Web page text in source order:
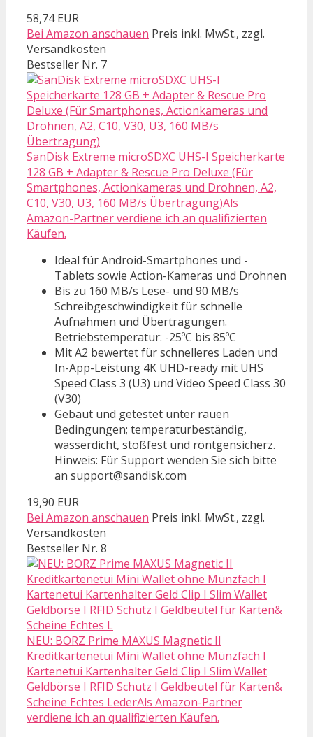
58,74 EUR
Bei Amazon anschauen Preis inkl. MwSt., zzgl.
Versandkosten
Bestseller Nr. 7
SanDisk Extreme microSDXC UHS-I Speicherkarte
128 GB + Adapter & Rescue Pro Deluxe (Für
Smartphones, Actionkameras und Drohnen, A2,
C10, V30, U3, 160 MB/s Übertragung)Als
Amazon-Partner verdiene ich an qualifizierten
Käufen.
Ideal für Android-Smartphones und -
Tablets sowie Action-Kameras und Drohnen
Bis zu 160 MB/s Lese- und 90 MB/s
Schreibgeschwindigkeit für schnelle
Aufnahmen und Übertragungen.
Betriebstemperatur: -25ºC bis 85ºC
Mit A2 bewertet für schnelleres Laden und
In-App-Leistung 4K UHD-ready mit UHS
Speed Class 3 (U3) und Video Speed Class 30
(V30)
Gebaut und getestet unter rauen
Bedingungen; temperaturbeständig,
wasserdicht, stoßfest und röntgensicherz.
Hinweis: Für Support wenden Sie sich bitte
an support@sandisk.com
19,90 EUR
Bei Amazon anschauen Preis inkl. MwSt., zzgl.
Versandkosten
Bestseller Nr. 8
NEU: BORZ Prime MAXUS Magnetic II
Kreditkartenetui Mini Wallet ohne Münzfach I
Kartenetui Kartenhalter Geld Clip I Slim Wallet
Geldbörse I RFID Schutz I Geldbeutel für Karten&
Scheine Echtes LederAls Amazon-Partner
verdiene ich an qualifizierten Käufen.